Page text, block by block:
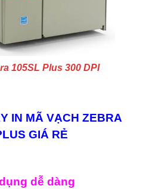
105SL Plus 300 DPI
IN MÃ VẠCH ZEBRA
GIÁ RẺ
dễ dàng